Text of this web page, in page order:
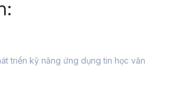
triển kỹ năng ứng dụng tin học văn